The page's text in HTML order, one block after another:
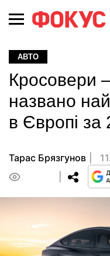
АВТО
Кросовери
названо
в Європі за
Тарас Брязгунов